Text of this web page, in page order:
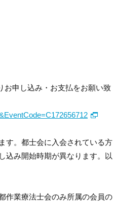
お申し込み・お支払をお願い致
ます。都士会に入会されている方
込み開始時期が異なります。以
作業療法士会のみ所属の会員の